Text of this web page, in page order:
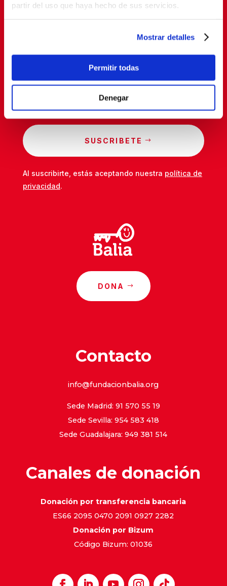
partir del uso que haya hecho de sus servicios.
Mostrar detalles
Permitir todas
Denegar
SUSCRIBETE
Al suscribirte, estás aceptando nuestra política de
privacidad.
DONA
Contacto
info@fundacionbalia.org
Sede Madrid: 91 570 55 19
Sede Sevilla: 954 583 418
Sede Guadalajara: 949 381 514
Canales de donación
Donación por transferencia bancaria
ES66 2095 0470 2091 0927 2282
Donación por Bizum
Código Bizum: 01036